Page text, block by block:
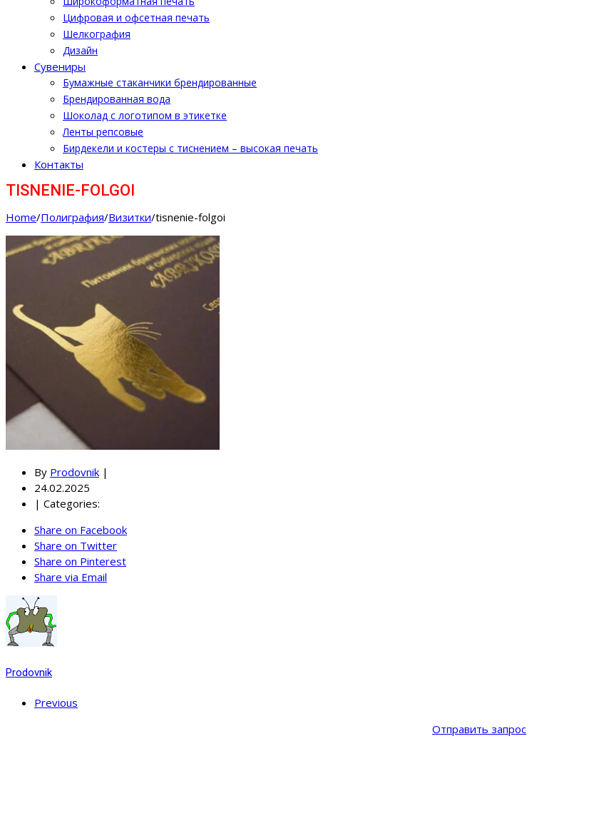
Цифровая и офсетная печать
Шелкография
Дизайн
Cувениры
Бумажные стаканчики брендированные
Брендированная вода
Шоколад с логотипом в этикетке
Ленты репсовые
Бирдекели и костеры с тиснением – высокая печать
Контакты
TISNENIE-FOLGOI
Home/Полиграфия/Визитки/tisnenie-folgoi
By Prodovnik |
24.02.2025
| Categories:
Share on Facebook
Share on Twitter
Share on Pinterest
Share via Email
Prodovnik
Previous
Отправить запрос